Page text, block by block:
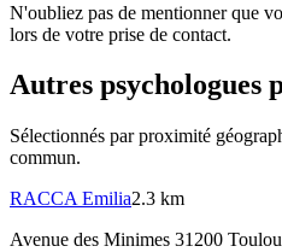
N'oubliez pas de mentionner que
lors de votre prise de contact.
Autres psychologues
Sélectionnés par proximité
commun.
RACCA Emilia2.3 km
Avenue des Minimes 31200